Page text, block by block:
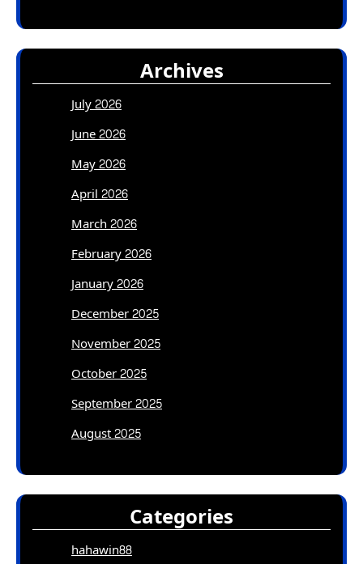
Archives
July 2026
June 2026
May 2026
April 2026
March 2026
February 2026
January 2026
December 2025
November 2025
October 2025
September 2025
August 2025
Categories
hahawin88